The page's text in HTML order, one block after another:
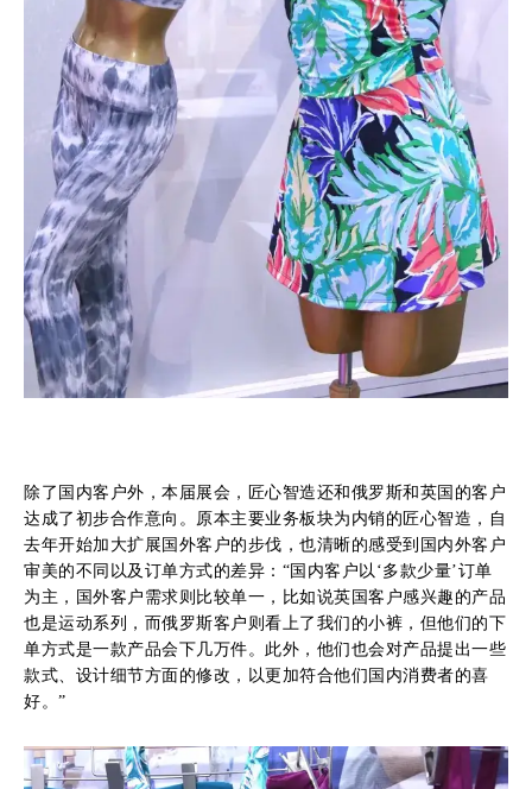
除了国内客户外，本届展会，匠心智造还和俄罗斯和英国的客户
达成了初步合作意向。原本主要业务板块为内销的匠心智造，自
去年开始加大扩展国外客户的步伐，也清晰的感受到国内外客户
审美的不同以及订单方式的差异：“国内客户以‘多款少量’订单
为主，国外客户需求则比较单一，比如说英国客户感兴趣的产品
也是运动系列，而俄罗斯客户则看上了我们的小裤，但他们的下
单方式是一款产品会下几万件。此外，他们也会对产品提出一些
款式、设计细节方面的修改，以更加符合他们国内消费者的喜
好。”